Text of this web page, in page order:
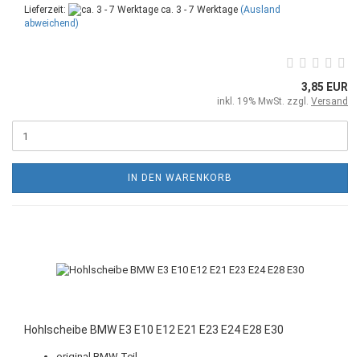
Lieferzeit: ca. 3 - 7 Werktage (Ausland
abweichend)
3,85 EUR
inkl. 19% MwSt. zzgl. Versand
IN DEN WARENKORB
Hohlscheibe BMW E3 E10 E12 E21 E23 E24 E28 E30